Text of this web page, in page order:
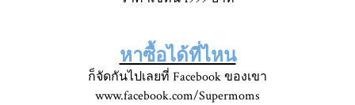
หาซื้อได้ที่ไหน
ก็จัดกันไปเลยที่ Facebook ของเขา
www.facebook.com/Supermoms